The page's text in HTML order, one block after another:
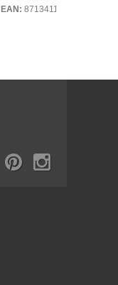
EAN: 8713411171758